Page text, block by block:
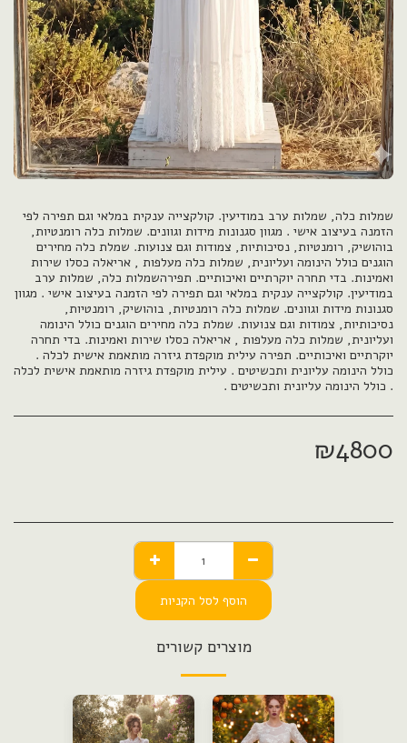
שמלות כלה, שמלות ערב במודיעין. קולקצייה ענקית במלאי וגם תפירה לפי
הזמנה בעיצוב אישי . מגוון סגנונות מידות וגוונים. שמלות כלה רומנטיות,
בוהושיק, רומנטיות, נסיכותיות, צמודות וגם צנועות. שמלת כלה מחירים
הוגנים כולל הינומה ועליונית, שמלות כלה מעלפות , אריאלה כסלו שירות
ואמינות. בדי תחרה יוקרתיים ואיכותיים. תפירהשמלות כלה, שמלות ערב
במודיעין. קולקצייה ענקית במלאי וגם תפירה לפי הזמנה בעיצוב אישי . מגוון
סגנונות מידות וגוונים. שמלות כלה רומנטיות, בוהושיק, רומנטיות,
נסיכותיות, צמודות וגם צנועות. שמלת כלה מחירים הוגנים כולל הינומה
ועליונית, שמלות כלה מעלפות , אריאלה כסלו שירות ואמינות. בדי תחרה
יוקרתיים ואיכותיים. תפירה עילית מוקפדת גיזרה מותאמת אישית לכלה .
כולל הינומה עליונית ותכשיטים . עילית מוקפדת גיזרה מותאמת אישית לכלה
. כולל הינומה עליונית ותכשיטים .
₪4800
הוסף לסל הקניות
מוצרים קשורים